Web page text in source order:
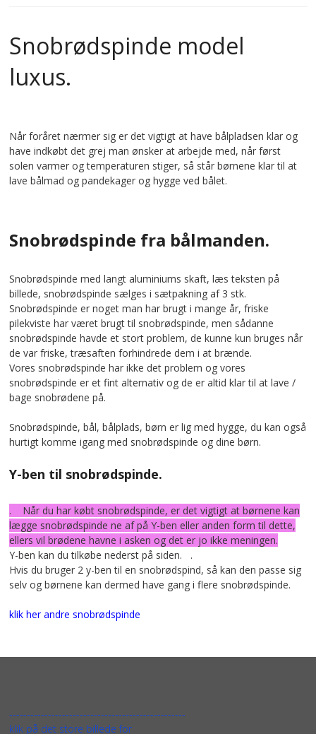
Snobrødspinde model
luxus.
Når foråret nærmer sig er det vigtigt at have bålpladsen klar og
have indkøbt det grej man ønsker at arbejde med, når først
solen varmer og temperaturen stiger, så står børnene klar til at
lave bålmad og pandekager og hygge ved bålet.
Snobrødspinde fra bålmanden.
Snobrødspinde med langt aluminiums skaft, læs teksten på
billede, snobrødspinde sælges i sætpakning af 3 stk.
Snobrødspinde er noget man har brugt i mange år, friske
pilekviste har været brugt til snobrødspinde, men sådanne
snobrødspinde havde et stort problem, de kunne kun bruges når
de var friske, træsaften forhindrede dem i at brænde.
Vores snobrødspinde har ikke det problem og vores
snobrødspinde er et fint alternativ og de er altid klar til at lave /
bage snobrødene på.
Snobrødspinde, bål, bålplads, børn er lig med hygge, du kan også
hurtigt komme igang med snobrødspinde og dine børn.
Y-ben til snobrødspinde.
. Når du har købt snobrødspinde, er det vigtigt at børnene kan
lægge snobrødspinde ne af på Y-ben eller anden form til dette,
ellers vil brødene havne i asken og det er jo ikke meningen.
Y-ben kan du tilkøbe nederst på siden. .
Hvis du bruger 2 y-ben til en snobrødspind, så kan den passe sig
selv og børnene kan dermed have gang i flere snobrødspinde.
klik her andre snobrødspinde
--------------------------------------------------
klik på det store billede for